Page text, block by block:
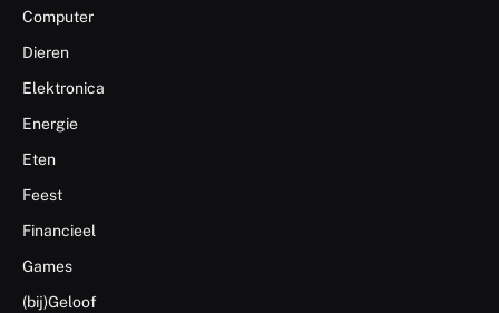
Computer
Dieren
Elektronica
Energie
Eten
Feest
Financieel
Games
(bij)Geloof